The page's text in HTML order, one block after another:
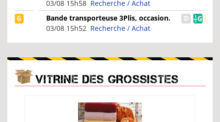
03/08 15h58Recherche / Achat
Bande transporteuse 3Plis, occasion.
03/08 15h52Recherche / Achat
VITRINE DES GROSSISTES